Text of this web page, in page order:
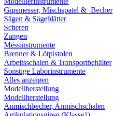
Gipsmesser, Mischspatel & -Becher
Sägen & Sägeblätter
Scheren
Zangen
Messinstrumente
Brenner & Lötpistolen
Arbeitsschalen & Transportbehälter
Sonstige Laborinstrumente
Alles anzeigen
Modellherstellung
Modellherstellung
Anmischbecher, Anmischschalen